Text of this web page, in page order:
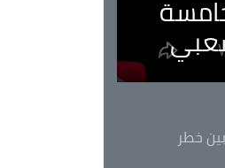
خطر